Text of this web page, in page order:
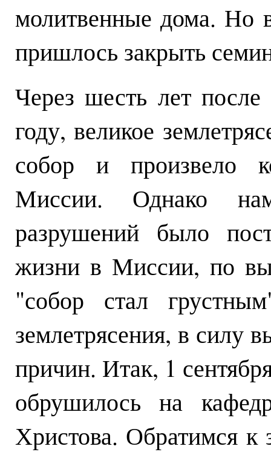
молитвенные дома. Но
пришлось закрыть
Через шесть лет
году, великое
собор и произвело
Миссии. Однако
разрушений было
жизни в Миссии, по
"собор стал
землетрясения, в силу
причин. Итак, 1
обрушилось на
Христова. Обратимся к